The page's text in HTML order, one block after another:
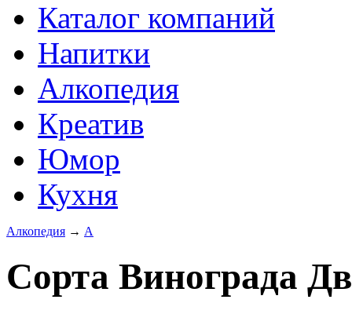
Каталог компаний
Напитки
Алкопедия
Креатив
Юмор
Кухня
Алкопедия → А
Сорта Винограда